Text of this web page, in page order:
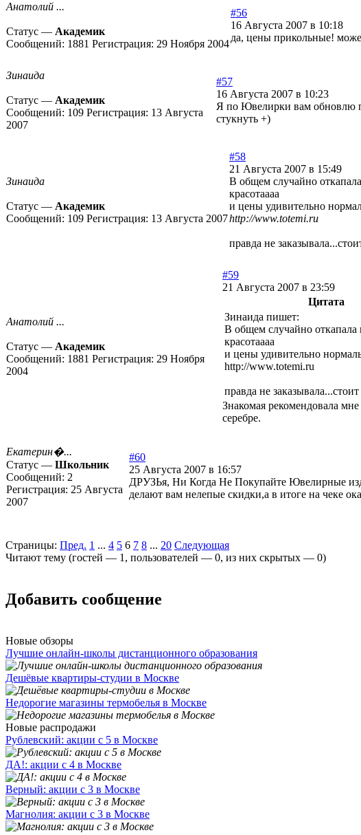
Анатолий ...
Статус — Академик
Сообщений: 1881 Регистрация: 29 Ноября 2004
#56
16 Августа 2007 в 10:18
да, цены прикольные!
Зинаида
Статус — Академик
Сообщений: 109 Регистрация: 13 Августа
2007
#57
16 Августа 2007 в 10:23
Я по Ювелирки вам обновлю
стукнуть +)
Зинаида
Статус — Академик
Сообщений: 109 Регистрация: 13 Августа 2007
#58
21 Августа 2007 в 15:49
В общем случайно
красотаааа
и цены удивительно
http://www.totemi.ru
правда не
Анатолий ...
Статус — Академик
Сообщений: 1881 Регистрация: 29 Ноября
2004
#59
21 Августа 2007 в 23:59
Цитата
Зинаида пишет:
В общем случайно откапала
красотаааа
и цены удивительно
http://www.totemi.ru
правда не
Знакомая рекомендовала
серебре.
Екатерин�...
Статус — Школьник
Сообщений: 2
Регистрация: 25 Августа
2007
#60
25 Августа 2007 в 16:57
ДРУЗЬя, Ни Когда Не Покупайте Ювелирные
делают вам нелепые скидки,а в итоге на чеке
Страницы: Пред. 1 ... 4 5 6 7 8 ... 20 Следующая
Читают тему (гостей — 1 , пользователей — 0, из них скрытых — 0)
Добавить сообщение
Новые обзоры
Лучшие онлайн-школы дистанционного образования
Дешёвые квартиры-студии в Москве
Недорогие магазины термобелья в Москве
Новые распродажи
Рублевский: акции с 5 в Москве
ДА!: акции с 4 в Москве
Верный: акции с 3 в Москве
Магнолия: акции с 3 в Москве